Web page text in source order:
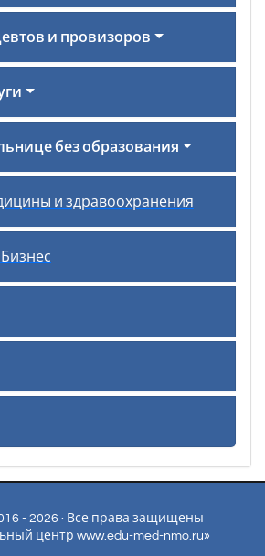
и провизоров
без образования
и здравоохранения
- 2026 · Все права защищены
центр www.edu-med-nmo.ru»